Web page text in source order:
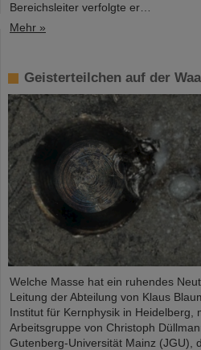
Bereichsleiter verfolgte er…
Mehr »
Geisterteilchen auf der
Welche Masse hat ein ruhendes
Leitung der Abteilung von Klaus
Institut für Kernphysik in Heidelberg,
Arbeitsgruppe von Christoph
Gutenberg-Universität Mainz (JGU),